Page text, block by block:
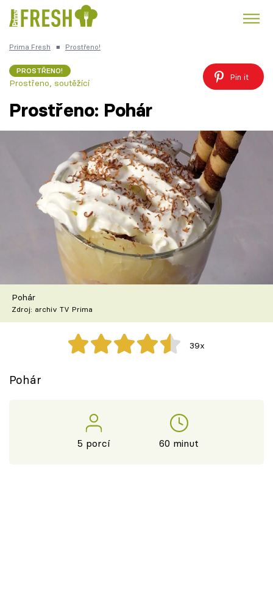
Česká kuchyně
Témata
Recepty
Články
TV Program
Škola vaření
Recepty z TV
Speciál: Cuketa
Těhotnej kuchař
Přihlášení
Prima Fresh ■ Prostřeno!
PROSTŘENO!
Prostřeno, soutěžící
Pin it
Prostřeno: Pohár
Pohár
Zdroj: archiv TV Prima
39x
Pohár
5 porcí 60 minut